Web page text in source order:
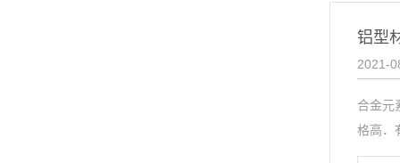
铝型
2021-
合金
格高